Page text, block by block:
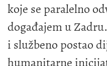
koje se paralelno
događajem u
i službeno postao
humanitarne